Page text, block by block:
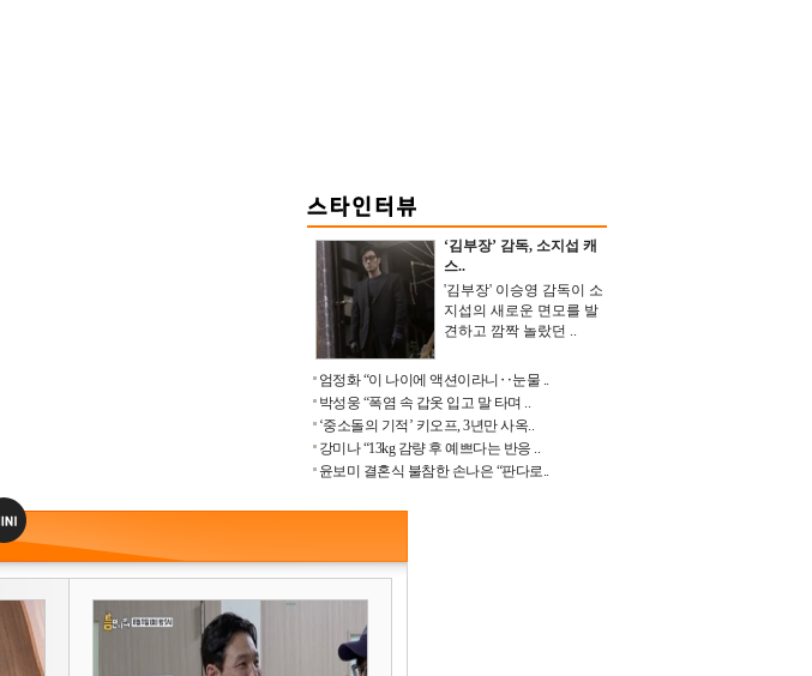
‘김부장’ 감독, 소지섭 캐
스..
'김부장' 이승영 감독이 소
지섭의 새로운 면모를 발
견하고 깜짝 놀랐던 ..
엄정화 “이 나이에 액션이라니‥눈물 ..
박성웅 “폭염 속 갑옷 입고 말 타며 ..
‘중소돌의 기적’ 키오프, 3년만 사옥..
강미나 “13kg 감량 후 예쁘다는 반응 ..
윤보미 결혼식 불참한 손나은 “판다로..